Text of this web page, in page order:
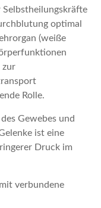
Selbstheilungskräfte
optimal
(weiße
zur
Rolle.
Gewebes und
ist eine
Druck im
verbundene